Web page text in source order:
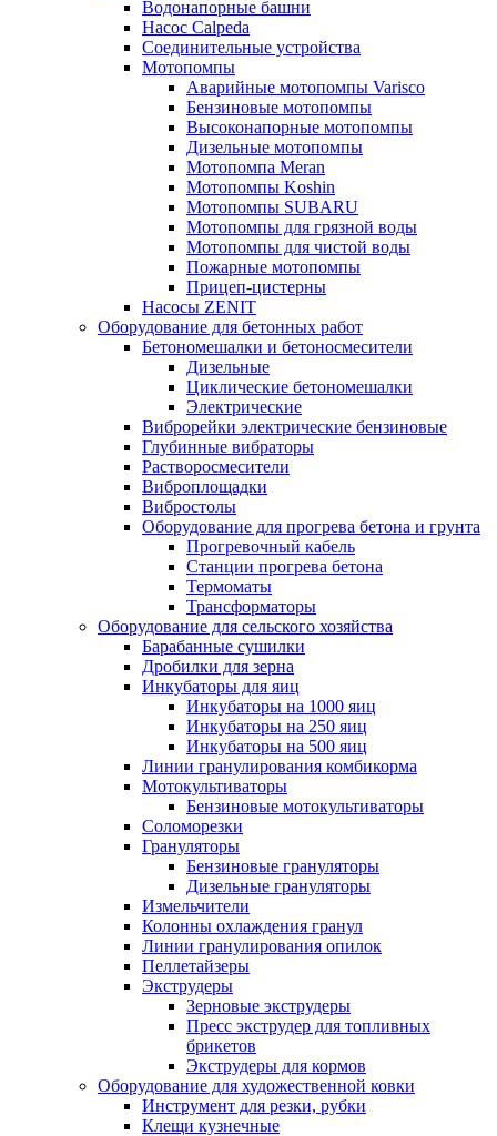
Водонапорные башни
Насос Calpeda
Соединительные устройства
Мотопомпы
Аварийные мотопомпы Varisco
Бензиновые мотопомпы
Высоконапорные мотопомпы
Дизельные мотопомпы
Мотопомпа Meran
Мотопомпы Koshin
Мотопомпы SUBARU
Мотопомпы для грязной воды
Мотопомпы для чистой воды
Пожарные мотопомпы
Прицеп-цистерны
Насосы ZENIT
Оборудование для бетонных работ
Бетономешалки и бетоносмесители
Дизельные
Циклические бетономешалки
Электрические
Виброрейки электрические бензиновые
Глубинные вибраторы
Растворосмесители
Виброплощадки
Вибростолы
Оборудование для прогрева бетона и грунта
Прогревочный кабель
Станции прогрева бетона
Термоматы
Трансформаторы
Оборудование для сельского хозяйства
Барабанные сушилки
Дробилки для зерна
Инкубаторы для яиц
Инкубаторы на 1000 яиц
Инкубаторы на 250 яиц
Инкубаторы на 500 яиц
Линии гранулирования комбикорма
Мотокультиваторы
Бензиновые мотокультиваторы
Соломорезки
Грануляторы
Бензиновые грануляторы
Дизельные грануляторы
Измельчители
Колонны охлаждения гранул
Линии гранулирования опилок
Пеллетайзеры
Экструдеры
Зерновые экструдеры
Пресс экструдер для топливных
брикетов
Экструдеры для кормов
Оборудование для художественной ковки
Инструмент для резки, рубки
Клещи кузнечные